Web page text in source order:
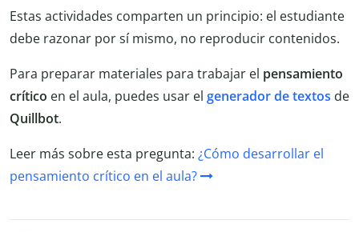
Estas actividades comparten un principio: el estudiante
debe razonar por sí mismo, no reproducir contenidos.
Para preparar materiales para trabajar el pensamiento
crítico en el aula, puedes usar el generadordetextos de
Quillbot.
Leer más sobre esta pregunta: ¿Cómo desarrollar el
pensamiento crítico en el aula?